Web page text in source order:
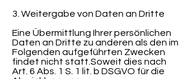
3. Weitergabe von Daten an Dritte
Eine Übermittlung Ihrer persönlichen
Daten an Dritte zu anderen als den im
Folgenden aufgeführten Zwecken
findet nicht statt.Soweit dies nach
Art. 6 Abs. 1 S. 1 lit. b DSGVO für die